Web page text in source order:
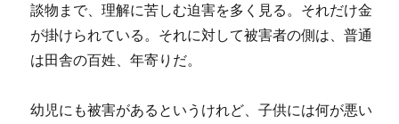
談物まで、理解に苦しむ迫害を多く見る。それだけ金
が掛けられている。それに対して被害者の側は、普通
は田舎の百姓、年寄りだ。
幼児にも被害があるというけれど、子供には何が悪い